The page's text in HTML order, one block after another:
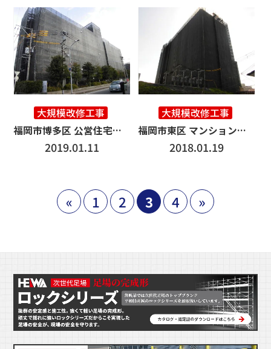
大規模改修工事
福岡市博多区 公営住宅改修工事 8000㎡
2019.01.11
大規模改修工事
福岡市東区 マンション改修工事 8000㎡
2018.01.19
« 1 2 3 4 »